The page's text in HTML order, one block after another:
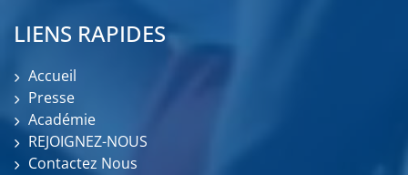
LIENS RAPIDES
Accueil
Presse
Académie
REJOIGNEZ-NOUS
Contactez Nous